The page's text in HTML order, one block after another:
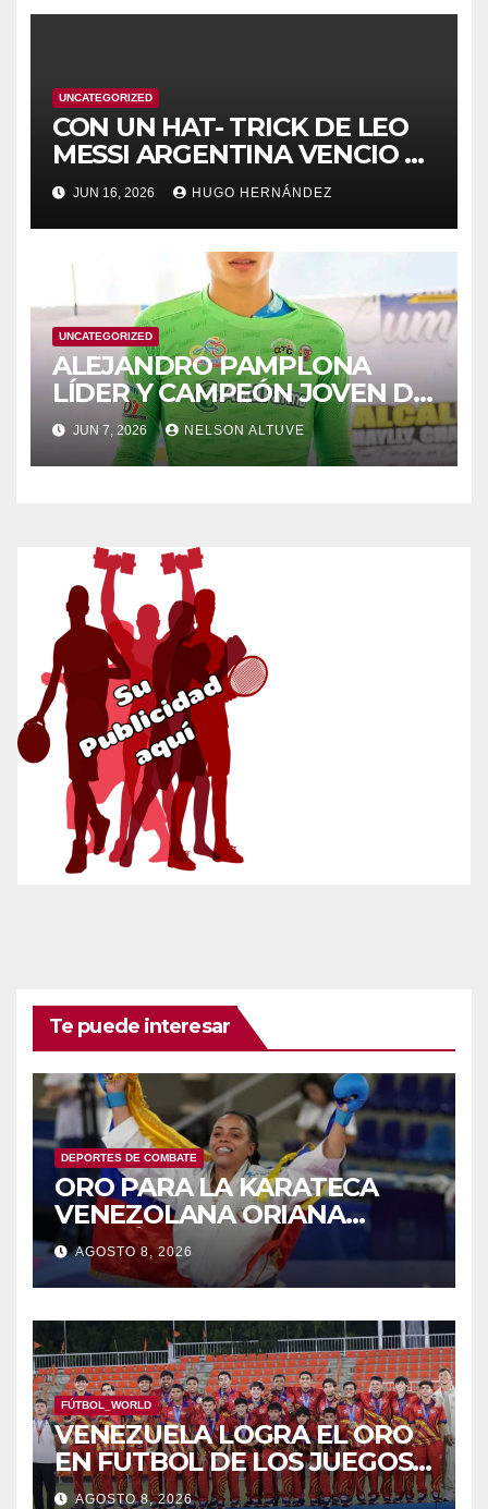
UNCATEGORIZED
CON UN HAT- TRICK DE LEO
MESSI ARGENTINA VENCIO A
ARGELIA
JUN 16, 2026 HUGO HERNÁNDEZ
UNCATEGORIZED
ALEJANDRO PAMPLONA
LÍDER Y CAMPEÓN JOVEN DE
PUNTA A PUNTA
JUN 7, 2026 NELSON ALTUVE
Te puede interesar
DEPORTES DE COMBATE
ORO PARA LA KARATECA
VENEZOLANA ORIANA
RODRÍGUEZ
AGOSTO 8, 2026
FÚTBOL_WORLD
VENEZUELA LOGRA EL ORO
EN FUTBOL DE LOS JUEGOS
CAC
AGOSTO 8, 2026